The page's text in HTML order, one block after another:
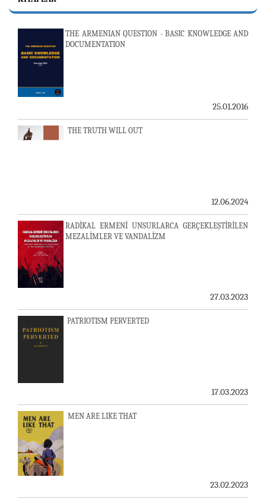
THE ARMENIAN QUESTION - BASIC KNOWLEDGE AND
DOCUMENTATION
25.01.2016
THE TRUTH WILL OUT
12.06.2024
RADİKAL ERMENİ UNSURLARCA GERÇEKLEŞTİRİLEN
MEZALİMLER VE VANDALİZM
27.03.2023
PATRIOTISM PERVERTED
17.03.2023
MEN ARE LIKE THAT
23.02.2023